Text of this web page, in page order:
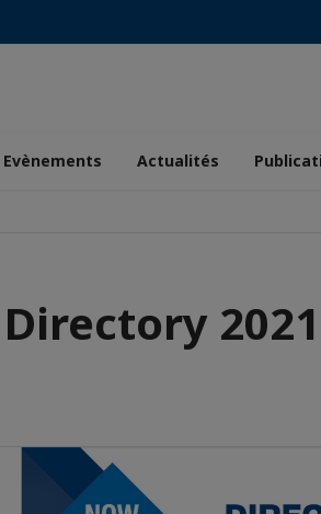
Evènements Actualités